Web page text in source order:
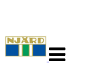
navigasjon